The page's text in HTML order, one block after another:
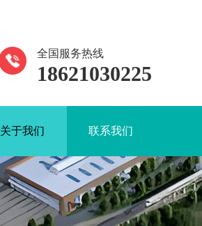
全国服务热线
18621030225
关于我们 联系我们